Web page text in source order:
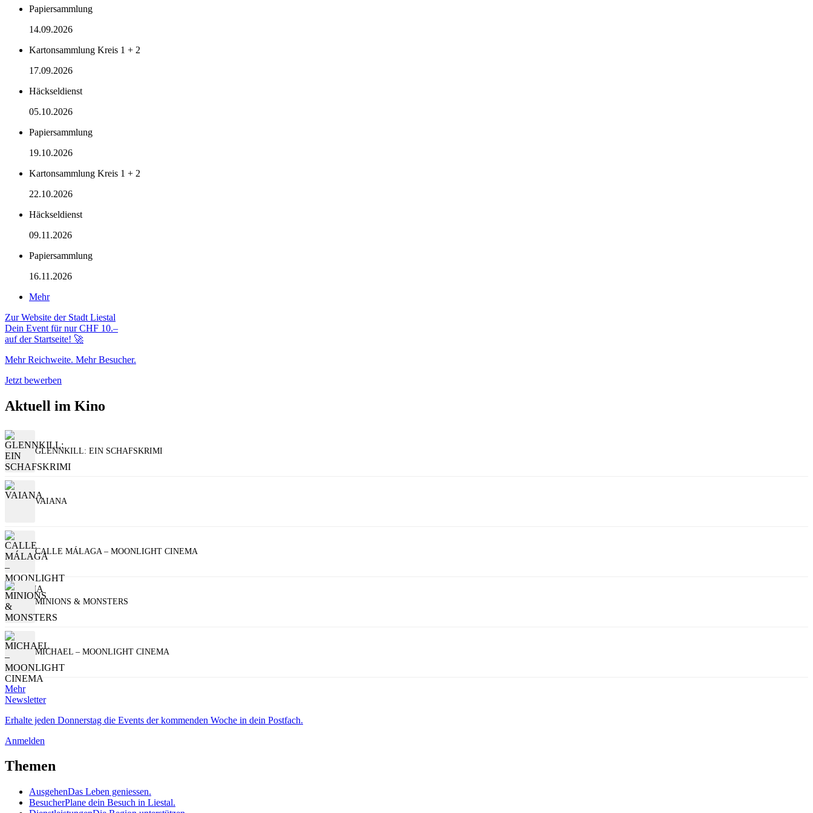
Papiersammlung
14.09.2026
Kartonsammlung Kreis 1 + 2
17.09.2026
Häckseldienst
05.10.2026
Papiersammlung
19.10.2026
Kartonsammlung Kreis 1 + 2
22.10.2026
Häckseldienst
09.11.2026
Papiersammlung
16.11.2026
Mehr
Zur Website der Stadt Liestal
Dein Event für nur CHF 10.–
auf der Startseite! 🚀
Mehr Reichweite. Mehr Besucher.
Jetzt bewerben
Aktuell im Kino
GLENNKILL: EIN SCHAFSKRIMI
VAIANA
CALLE MÁLAGA – MOONLIGHT CINEMA
MINIONS & MONSTERS
MICHAEL – MOONLIGHT CINEMA
Mehr
Newsletter
Erhalte jeden Donnerstag die Events der kommenden Woche in dein Postfach.
Anmelden
Themen
AusgehenDas Leben geniessen.
BesucherPlane dein Besuch in Liestal.